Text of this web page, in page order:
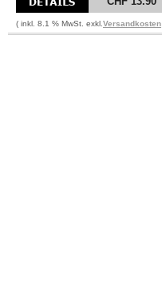
( inkl. 8.1 % MwSt. exkl. Versandkosten